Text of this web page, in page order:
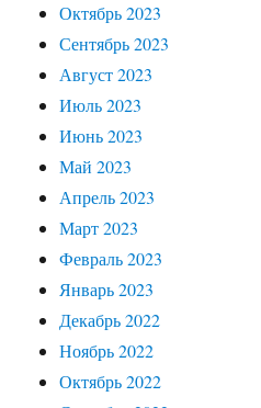
Октябрь 2023
Сентябрь 2023
Август 2023
Июль 2023
Июнь 2023
Май 2023
Апрель 2023
Март 2023
Февраль 2023
Январь 2023
Декабрь 2022
Ноябрь 2022
Октябрь 2022